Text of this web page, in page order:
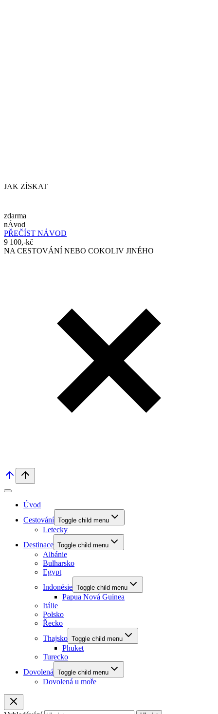
JAK ZÍSKAT
zdarma
nÁvod
PŘEČÍST NÁVOD
9 100,-kč
NA CESTOVÁNÍ NEBO COKOLIV JINÉHO
Úvod
Cestování Toggle child menu
Letecky
Destinace Toggle child menu
Albánie
Bulharsko
Egypt
Indonésie Toggle child menu
Papua Nová Guinea
Itálie
Polsko
Řecko
Thajsko Toggle child menu
Phuket
Turecko
Dovolená Toggle child menu
Dovolená u moře